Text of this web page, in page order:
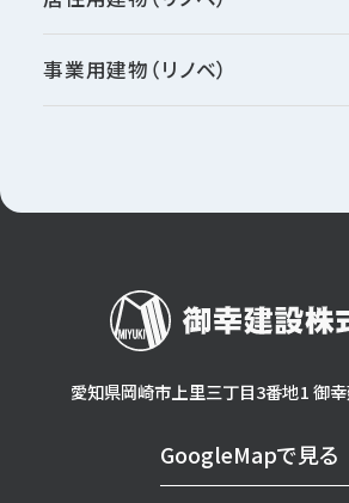
事業用建物（リノベ）
愛知県岡崎市上里三丁目3番地1 御
GoogleMapで見る